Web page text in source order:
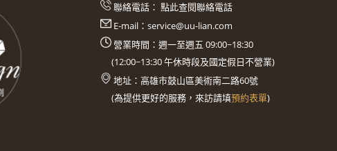
聯絡電話： 點此查閱聯絡電話
E-mail： service@uu-lian.com
營業時間：週一至週五 09:00~18:30
(12:00~13:30午休時段及國定假日不營業)
地址： 高雄市鼓山區美術南二路60號
(為提供更好的服務，來訪請填預約表單)